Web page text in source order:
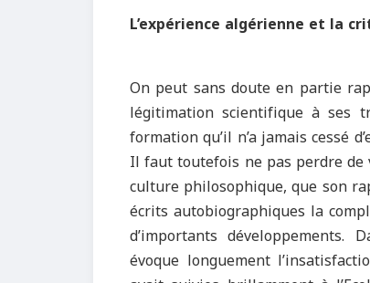
L’expérience algérienne et la
On peut sans doute en partie
légitimation scientifique à ses
formation qu’il n’a jamais cessé
Il faut toutefois ne pas perdre de
culture philosophique, que son
écrits autobiographiques la
d’importants développements.
évoque longuement